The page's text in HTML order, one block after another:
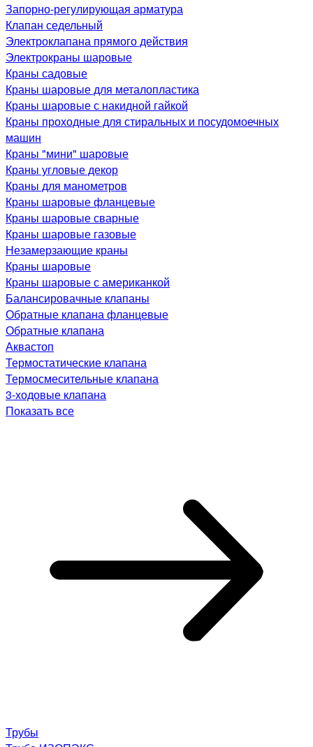
Запорно-регулирующая арматура
Клапан седельный
Электроклапана прямого действия
Электрокраны шаровые
Краны садовые
Краны шаровые для металопластика
Краны шаровые с накидной гайкой
Краны проходные для стиральных и посудомоечных
машин
Краны "мини" шаровые
Краны угловые декор
Краны для манометров
Краны шаровые фланцевые
Краны шаровые сварные
Краны шаровые газовые
Незамерзающие краны
Краны шаровые
Краны шаровые с американкой
Балансировачные клапаны
Обратные клапана фланцевые
Обратные клапана
Аквастоп
Термостатические клапана
Термосмесительные клапана
3-ходовые клапана
Показать все
Трубы